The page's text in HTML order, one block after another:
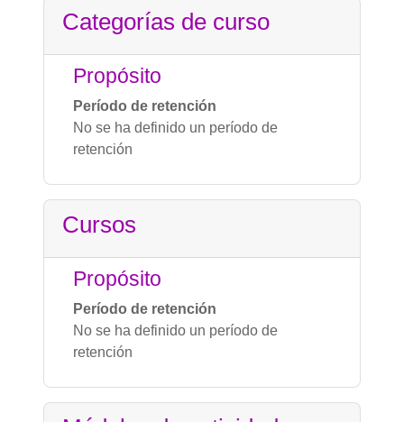
Categorías de curso
Propósito
Período de retención
No se ha definido un período de
retención
Cursos
Propósito
Período de retención
No se ha definido un período de
retención